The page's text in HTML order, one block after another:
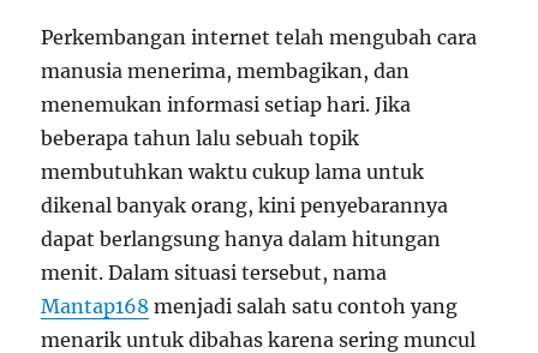
Perkembangan internet telah mengubah cara
manusia menerima, membagikan, dan
menemukan informasi setiap hari. Jika
beberapa tahun lalu sebuah topik
membutuhkan waktu cukup lama untuk
dikenal banyak orang, kini penyebarannya
dapat berlangsung hanya dalam hitungan
menit. Dalam situasi tersebut, nama
Mantap168 menjadi salah satu contoh yang
menarik untuk dibahas karena sering muncul